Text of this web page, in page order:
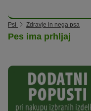
Psi Zdravje in nega psa
Pes ima prhljaj